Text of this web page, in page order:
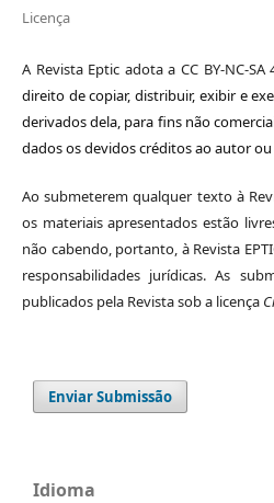
Licença
A Revista Eptic adota a CC BY-NC-SA
direito de copiar, distribuir, exibir e
derivados dela, para fins não
dados os devidos créditos ao autor ou
Ao submeterem qualquer texto à
os materiais apresentados estão
não cabendo, portanto, à Revista
responsabilidades jurídicas. As
publicados pela Revista sob a licença
Enviar Submissão
Idioma